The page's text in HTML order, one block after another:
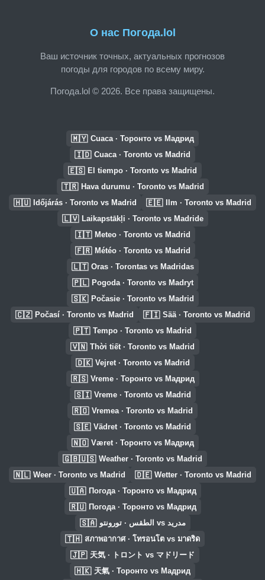
О нас Погода.lol
Ваш источник точных, актуальных прогнозов
погоды для городов по всему миру.
Погода.lol © 2026. Все права защищены.
🇲🇾 Cuaca · Торонто vs Мадрид
🇮🇩 Cuaca · Toronto vs Madrid
🇪🇸 El tiempo · Toronto vs Madrid
🇹🇷 Hava durumu · Toronto vs Madrid
🇭🇺 Időjárás · Toronto vs Madrid 🇪🇪 Ilm · Toronto vs Madrid
🇱🇻 Laikapstākļi · Toronto vs Madride
🇮🇹 Meteo · Toronto vs Madrid
🇫🇷 Météo · Toronto vs Madrid
🇱🇹 Oras · Torontas vs Madridas
🇵🇱 Pogoda · Toronto vs Madryt
🇸🇰 Počasie · Toronto vs Madrid
🇨🇿 Počasí · Toronto vs Madrid 🇫🇮 Sää · Toronto vs Madrid
🇵🇹 Tempo · Toronto vs Madrid
🇻🇳 Thời tiết · Toronto vs Madrid
🇩🇰 Vejret · Toronto vs Madrid
🇷🇸 Vreme · Торонто vs Мадрид
🇸🇮 Vreme · Toronto vs Madrid
🇷🇴 Vremea · Toronto vs Madrid
🇸🇪 Vädret · Toronto vs Madrid
🇳🇴 Været · Торонто vs Мадрид
🇬🇧🇺🇸 Weather · Toronto vs Madrid
🇳🇱 Weer · Toronto vs Madrid 🇩🇪 Wetter · Toronto vs Madrid
🇺🇦 Погода · Торонто vs Мадрид
🇷🇺 Погода · Торонто vs Мадрид
🇸🇦 الطقس · تورونتو vs مدريد
🇹🇭 สภาพอากาศ · โทรอนโต vs มาดริด
🇯🇵 天気 · トロント vs マドリード
🇭🇰 天氣 · Торонто vs Мадрид